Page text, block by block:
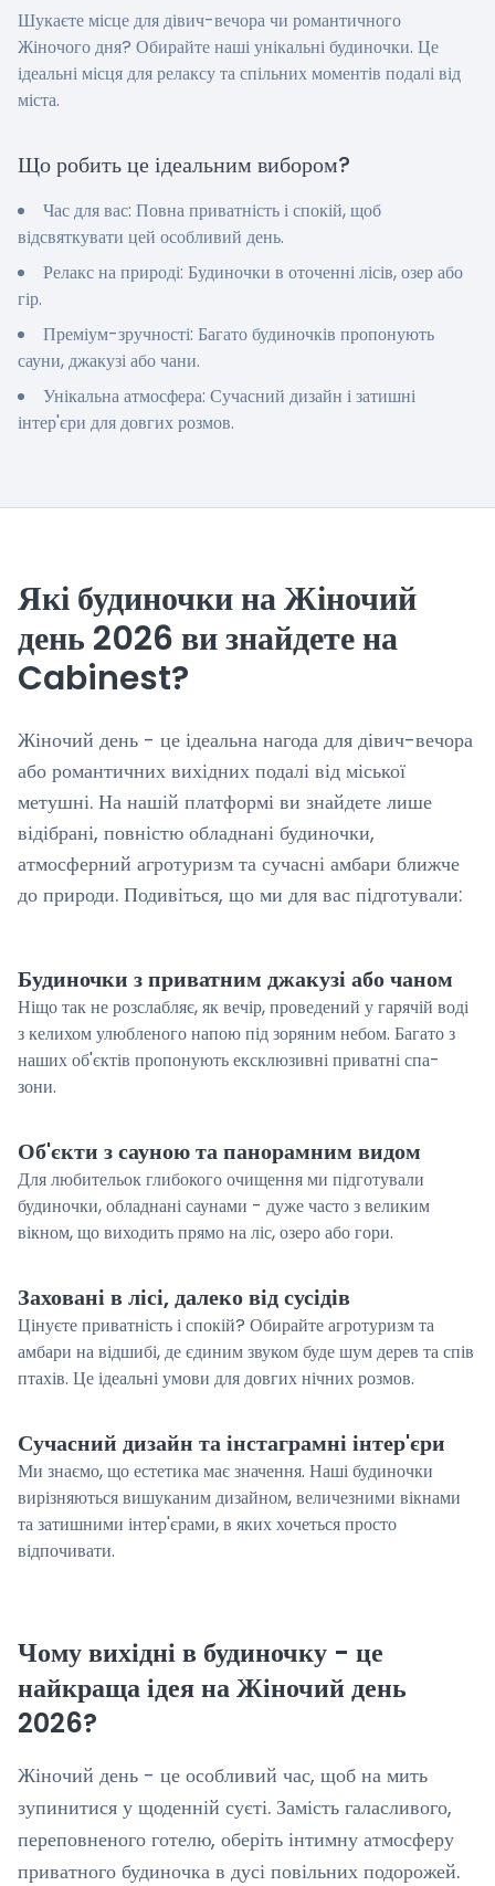
Шукаєте місце для дівич-вечора чи романтичного
Жіночого дня? Обирайте наші унікальні будиночки. Це
ідеальні місця для релаксу та спільних моментів подалі від
міста.
Що робить це ідеальним вибором?
Час для вас: Повна приватність і спокій, щоб
відсвяткувати цей особливий день.
Релакс на природі: Будиночки в оточенні лісів, озер або
гір.
Преміум-зручності: Багато будиночків пропонують
сауни, джакузі або чани.
Унікальна атмосфера: Сучасний дизайн і затишні
інтер'єри для довгих розмов.
Які будиночки на Жіночий
день 2026 ви знайдете на
Cabinest?
Жіночий день - це ідеальна нагода для дівич-вечора
або романтичних вихідних подалі від міської
метушні. На нашій платформі ви знайдете лише
відібрані, повністю обладнані будиночки,
атмосферний агротуризм та сучасні амбари ближче
до природи. Подивіться, що ми для вас підготували:
Будиночки з приватним джакузі або чаном
Ніщо так не розслабляє, як вечір, проведений у гарячій воді
з келихом улюбленого напою під зоряним небом. Багато з
наших об'єктів пропонують ексклюзивні приватні спа-
зони.
Об'єкти з сауною та панорамним видом
Для любительок глибокого очищення ми підготували
будиночки, обладнані саунами - дуже часто з великим
вікном, що виходить прямо на ліс, озеро або гори.
Заховані в лісі, далеко від сусідів
Цінуєте приватність і спокій? Обирайте агротуризм та
амбари на відшибі, де єдиним звуком буде шум дерев та спів
птахів. Це ідеальні умови для довгих нічних розмов.
Сучасний дизайн та інстаграмні інтер'єри
Ми знаємо, що естетика має значення. Наші будиночки
вирізняються вишуканим дизайном, величезними вікнами
та затишними інтер'єрами, в яких хочеться просто
відпочивати.
Чому вихідні в будиночку - це
найкраща ідея на Жіночий день
2026?
Жіночий день - це особливий час, щоб на мить
зупинитися у щоденній суєті. Замість галасливого,
переповненого готелю, оберіть інтимну атмосферу
приватного будиночка в дусі повільних подорожей.